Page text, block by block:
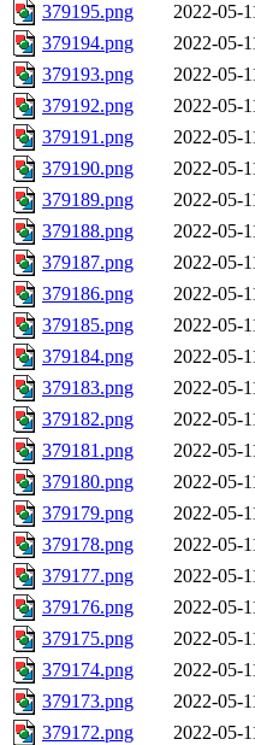
379195.png
2022-05-
379194.png
2022-05-
379193.png
2022-05-
379192.png
2022-05-
379191.png
2022-05-
379190.png
2022-05-
379189.png
2022-05-
379188.png
2022-05-
379187.png
2022-05-
379186.png
2022-05-
379185.png
2022-05-
379184.png
2022-05-
379183.png
2022-05-
379182.png
2022-05-
379181.png
2022-05-
379180.png
2022-05-
379179.png
2022-05-
379178.png
2022-05-
379177.png
2022-05-
379176.png
2022-05-
379175.png
2022-05-
379174.png
2022-05-
379173.png
2022-05-
379172.png
2022-05-